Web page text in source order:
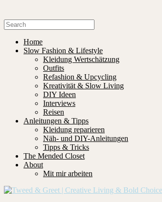
Home
Slow Fashion & Lifestyle
Kleidung Wertschätzung
Outfits
Refashion & Upcycling
Kreativität & Slow Living
DIY Ideen
Interviews
Reisen
Anleitungen & Tipps
Kleidung reparieren
Näh- und DIY-Anleitungen
Tipps & Tricks
The Mended Closet
About
Mit mir arbeiten